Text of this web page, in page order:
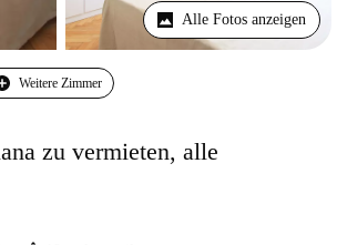
Alle Fotos anzeigen
Weitere Zimmer
zu vermieten, alle